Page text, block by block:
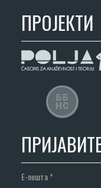
ПРОЈЕКТИ
Е-пошта*